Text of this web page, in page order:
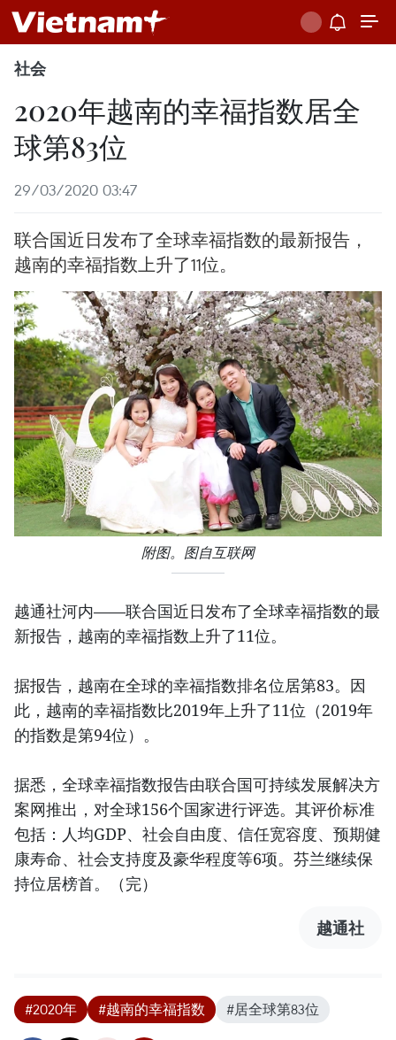
社会
2020年越南的幸福指数居全
球第83位
29/03/2020 03:47
联合国近日发布了全球幸福指数的最新报告，
越南的幸福指数上升了11位。
附图。图自互联网
越通社河内——联合国近日发布了全球幸福指数的最
新报告，越南的幸福指数上升了11位。
据报告，越南在全球的幸福指数排名位居第83。因
此，越南的幸福指数比2019年上升了11位（2019年
的指数是第94位）。
据悉，全球幸福指数报告由联合国可持续发展解决方
案网推出，对全球156个国家进行评选。其评价标准
包括：人均GDP、社会自由度、信任宽容度、预期健
康寿命、社会支持度及豪华程度等6项。芬兰继续保
持位居榜首。（完）
越通社
#2020年 #越南的幸福指数 #居全球第83位